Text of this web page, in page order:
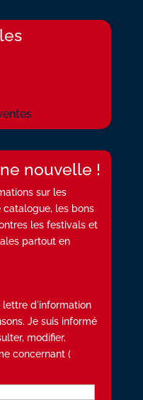
nouvelle !
sur les
les bons
les festivals et
partout en
lettre d'information
Je suis informé
modifier,
concernant (